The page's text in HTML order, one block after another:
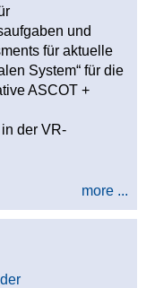
und
für aktuelle
System“ für die
ASCOT +
der VR-
more ...